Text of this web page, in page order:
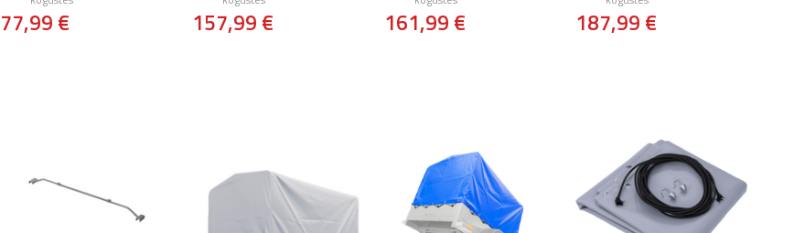
77,99 € 157,99 € 161,99 € 187,99 €